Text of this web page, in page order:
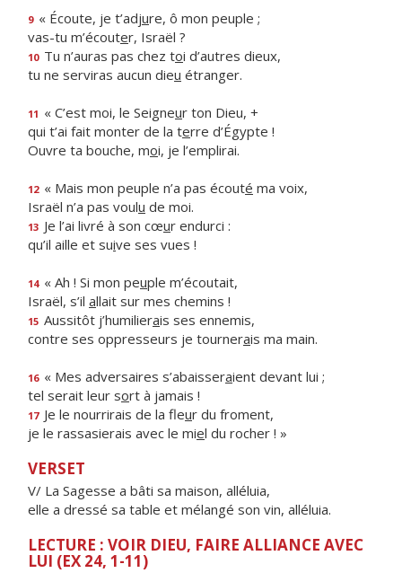
9 « Écoute, je t’adjure, ô mon peuple ;
vas-tu m’écouter, Israël ?
10 Tu n’auras pas chez toi d’autres dieux,
tu ne serviras aucun dieu étranger.
11 « C’est moi, le Seigneur ton Dieu, +
qui t’ai fait monter de la terre d’Égypte !
Ouvre ta bouche, moi, je l’emplirai.
12 « Mais mon peuple n’a pas écouté ma voix,
Israël n’a pas voulu de moi.
13 Je l’ai livré à son cœur endurci :
qu’il aille et suive ses vues !
14 « Ah ! Si mon peuple m’écoutait,
Israël, s’il allait sur mes chemins !
15 Aussitôt j’humilierais ses ennemis,
contre ses oppresseurs je tournerais ma main.
16 « Mes adversaires s’abaisseraient devant lui ;
tel serait leur sort à jamais !
17 Je le nourrirais de la fleur du froment,
je le rassasierais avec le miel du rocher ! »
VERSET
V/ La Sagesse a bâti sa maison, alléluia,
elle a dressé sa table et mélangé son vin, alléluia.
LECTURE : VOIR DIEU, FAIRE ALLIANCE AVEC
LUI (EX 24, 1-11)